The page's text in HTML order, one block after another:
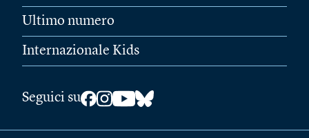
Ultimo numero
Internazionale Kids
Seguici su